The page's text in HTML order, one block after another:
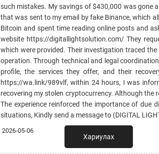
such mistakes. My savings of $430,000 was gone
that was sent to my email by fake Binance, which
Bitcoin and spent time reading online posts and
website https://digitallightsolution.com/ They
which were provided. Their investigation traced
operation. Through technical and legal
profile, the services they offer, and their
https://wa.link/989vlf, within 24 hours, I was
recovering my stolen cryptocurrency. Although
The experience reinforced the importance of due
situations, Kindly send a message to (DIGITAL
2026-05-06
Хариулах